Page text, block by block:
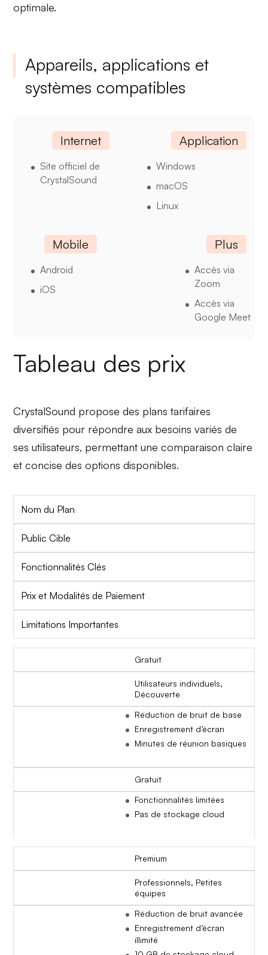
optimale.
Appareils, applications et
systèmes compatibles
Internet
Site officiel de
CrystalSound
Application
Windows
macOS
Linux
Mobile
Android
iOS
Plus
Accès via
Zoom
Accès via
Google Meet
Tableau des prix
CrystalSound propose des plans tarifaires
diversifiés pour répondre aux besoins variés de
ses utilisateurs, permettant une comparaison claire
et concise des options disponibles.
Nom du Plan
Public Cible
Fonctionnalités Clés
Prix et Modalités de Paiement
Limitations Importantes
Gratuit
Utilisateurs individuels,
Découverte
Réduction de bruit de base
Enregistrement d’écran
Minutes de réunion basiques
Gratuit
Fonctionnalités limitées
Pas de stockage cloud
Premium
Professionnels, Petites
équipes
Réduction de bruit avancée
Enregistrement d’écran
illimité